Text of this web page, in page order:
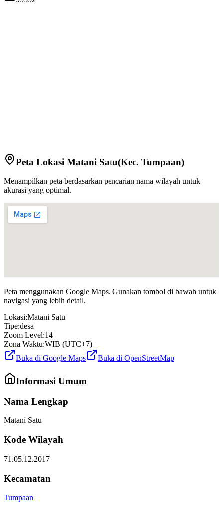
Peta Lokasi Matani Satu(Kec. Tumpaan)
Menampilkan peta berdasarkan pencarian nama wilayah untuk
akurasi yang optimal.
Peta menggunakan Google Maps. Gunakan tombol di bawah untuk
navigasi yang lebih detail.
Lokasi:Matani Satu
Tipe:desa
Zoom Level:14
Zona Waktu:WIB (UTC+7)
Buka di Google Maps
Buka di OpenStreetMap
Informasi Umum
Nama Lengkap
Matani Satu
Kode Wilayah
71.05.12.2017
Kecamatan
Tumpaan